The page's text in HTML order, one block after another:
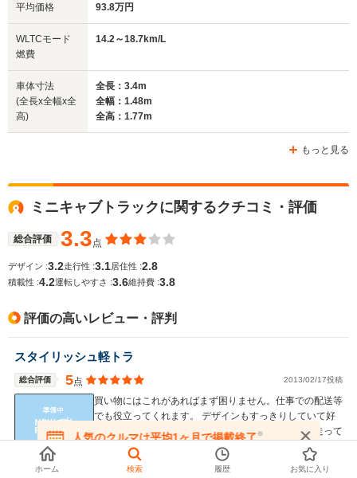
駆動方式
平均価格 93.8万円
WLTCモード
燃費
14.2～18.7km/L
車体寸法
(全長x全幅x全
高)
全長：3.4m
全幅：1.48m
全高：1.77m
もっと見る
ミニキャブトラックに関するクチコミ・評価
総合評価 3.3点
デザイン :3.2走行性 :3.1居住性 :2.8
積載性 :4.2運転しやすさ :3.6維持費 :3.8
評価の高いレビュー・評判
スタイリッシュ軽トラ
総合評価 5点 2013/02/17投稿
買い物にはこれがあればまず困りません。仕事での配送等
でも役立ってくれます。 デザインもすっきりしていて好
感がもてます。広いホイールベースなのもあって、走って
いると以外に安定感がありますよ。
ゲストさん
人気のクルマは平均1ヶ月で掲載終了※
在庫が無くなる前にお問い合わせください
ホーム 検索 履歴 お気に入り